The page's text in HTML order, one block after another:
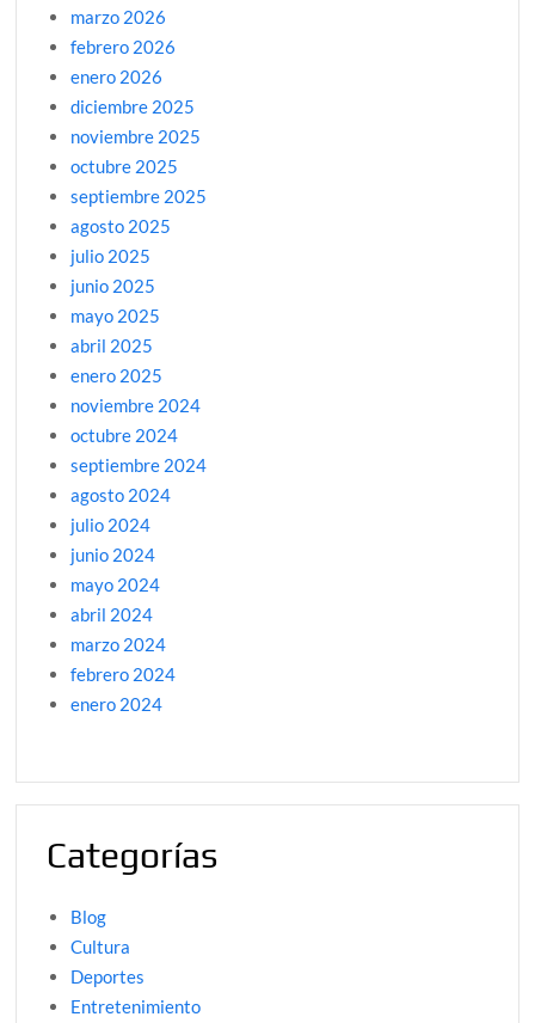
marzo 2026
febrero 2026
enero 2026
diciembre 2025
noviembre 2025
octubre 2025
septiembre 2025
agosto 2025
julio 2025
junio 2025
mayo 2025
abril 2025
enero 2025
noviembre 2024
octubre 2024
septiembre 2024
agosto 2024
julio 2024
junio 2024
mayo 2024
abril 2024
marzo 2024
febrero 2024
enero 2024
Categorías
Blog
Cultura
Deportes
Entretenimiento